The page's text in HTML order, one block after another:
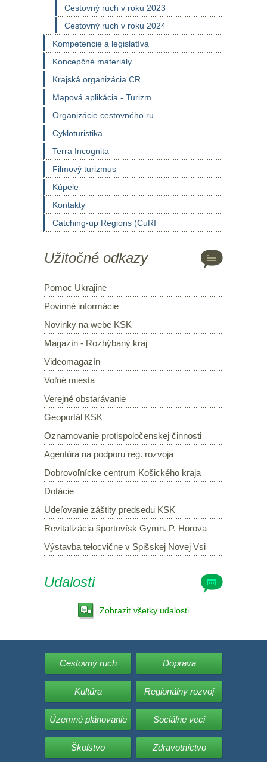
Cestovný ruch v roku 2023
Cestovný ruch v roku 2024
Kompetencie a legislatíva
Koncepčné materiály
Krajská organizácia CR
Mapová aplikácia - Turizm
Organizácie cestovného ru
Cykloturistika
Terra Incognita
Filmový turizmus
Kúpele
Kontakty
Catching-up Regions (CuRI
Užitočné odkazy
Pomoc Ukrajine
Povinné informácie
Novinky na webe KSK
Magazín - Rozhýbaný kraj
Videomagazín
Voľné miesta
Verejné obstarávanie
Geoportál KSK
Oznamovanie protispoločenskej činnosti
Agentúra na podporu reg. rozvoja
Dobrovoľnícke centrum Košického kraja
Dotácie
Udeľovanie záštity predsedu KSK
Revitalizácia športovísk Gymn. P. Horova
Výstavba telocvične v Spišskej Novej Vsi
Udalosti
Zobraziť všetky udalosti
Cestovný ruch Doprava
Kultúra Regionálny rozvoj
Územné plánovanie Sociálne veci
Školstvo Zdravotníctvo